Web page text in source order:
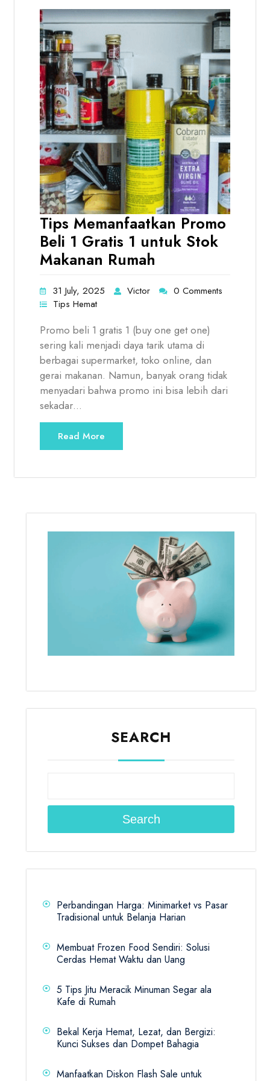
Tips Memanfaatkan Promo
Beli 1 Gratis 1 untuk Stok
Makanan Rumah
31 July, 2025 Victor
0 Comments
Tips Hemat
Promo beli 1 gratis 1 (buy one get one)
sering kali menjadi daya tarik utama di
berbagai supermarket, toko online, dan
gerai makanan. Namun, banyak orang tidak
menyadari bahwa promo ini bisa lebih dari
sekadar…
Read More
SEARCH
Search
Perbandingan Harga: Minimarket vs Pasar
Tradisional untuk Belanja Harian
Membuat Frozen Food Sendiri: Solusi
Cerdas Hemat Waktu dan Uang
5 Tips Jitu Meracik Minuman Segar ala
Kafe di Rumah
Bekal Kerja Hemat, Lezat, dan Bergizi:
Kunci Sukses dan Dompet Bahagia
Manfaatkan Diskon Flash Sale untuk